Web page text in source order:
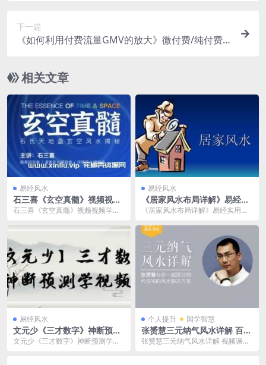
下一篇
《如何利用付费流量GMV的放大》微付费/纯付费
相关文章
易经风水
石三喜《玄空真髓》视频视频
学习资料[MP4/549.9 MB]百
石三喜《玄空真髓》视频视频学习
载，M...
易经风水
《居家风水布局详解》易经实
用解析视频学习资料[MP4/1.8
《居家风水布局详解》易经实用解
云网盘...
易经风水
文元少《三才数字》神断预测
学视频-百度云网盘下载
文元少《三才数字》神断预测学视
个人提升 国学智慧
张赟慧三元纳气风水详解 百度
网盘资源下载(完整版)[MP4/
张赟慧三元纳气风水详解 视频课程